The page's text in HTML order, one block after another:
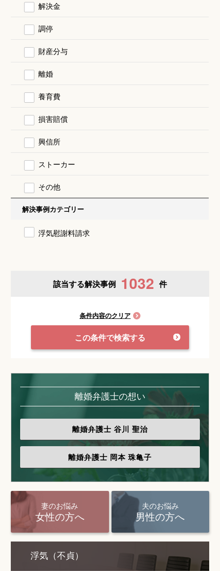
解決金
調停
財産分与
離婚
養育費
損害賠償
興信所
ストーカー
その他
解決事例カテゴリー
浮気慰謝料請求
該当する解決事例 1032 件
条件内容のクリア
この条件で検索する
離婚弁護士の想い
離婚弁護士 谷川 聖治
離婚弁護士 岡本 珠亀子
妻のお悩み
女性の方へ
夫のお悩み
男性の方へ
浮気（不貞）